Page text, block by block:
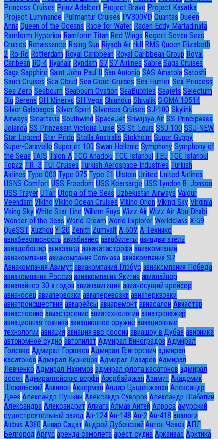
Princess Cruises Prinz Adalbert Project Bravo Project Kasatka
Project Luminance Pullmantur Cruises PV300VD Quantas Queen
Anna Queen of the Oceans Race for Water Raden Eddy Martadinata
Ramform Hyperion Ramform Titan Red Wings Regent Seven Seas
Cruises Renaissance Rising Sun Riyadh Air rkfl RMS Queen Elizabeth
2 Ro-Ro Rotterdam Royal Caribbean Royal Caribbean Group Royal
Caribean RQ-4 Ryanair Ryndam S7 S7 Airlines Sabre Saga Cruises
Saga Sapphire Saint John Paul II San Antonio SAS Amatola Satoshi
Saudi Cruises Sea Cloud Sea Cloud Cruises Sea Hunter Sea Princess
Sea Zero Seabourn Seabourn Ovation SeaBubbles Seajets Selectum
Blu Serene SH Minerva SH Vega Shiandun Shivalik SIGMA 10514
Silver Galapagos Silver Spirit Silversea Cruises SJ-100 Skylink
Airways Smartavia Southwind SpaceJet Sriwijaya Air SS Principessa
Jolanda SS Prinzessin Victoria Luise SS St. Louis SSJ 100 SSJ-NEW
Star Legend Star Pride Stella Australis Stokholm Super Guppy
Super-Caravelle Superjet 100 Swan Hellenic Symphony Symphony of
the Seas TAIS Talon-A TCG Anadolu TCG Istanbul TEU TGG Istanbul
Topaz TR -3 TUI Cruises Turkish Aerospace Industries Turkish
Airlines Type 003 Type 075 Type 31 Ulstein United United Airlines
USNS Comfort USS Freedom USS Kearsarge USS Lyndon B. Jonson
USS Trayer UTair Utopia of the Seas Uzbekistan Airways Valour
Veendam Viking Viking Ocean Cruises Viking Orion Viking Sky Virginia
Vking Sky White Star Line Willem Ruys Wizz Air Wizz Air Abu Dhabi
Wonder of the Seas World Dream World Explorer Worldclass X-59
QueSST Xuzhou Y-20 Zenith Zumvalt А-50У А-Техникс
авиабезопасность авиабизнес авиабилеты авиадвигатель
авиадебошир авиазавод авиакатастрофа авиакомпании
авиакомпания авиакомпания Conviasa авиакомпания S7
Авиакомпания Азимут авиакомпания Глобус авиакомпания Победа
авиакомпания Россия авиакомпания Якутия авиалайнер
авиалайнер 30 х годов авианавигация авианесущий крейсер
авианосец авиапервозки авиаперевозки авиаперквозки
авиапроисшествия авиарейсы авиаремонт авиасалон Авиастар
авиастоение авиастроение авиатехнологии авиатренажер
авиационная техника авиационное оружие авиационные
технологии авиация авиация ввс россии авиашоу в Дубае авионика
автономное судно автопилот Адмирал Виноградов Адмирал
Головко Адмирал Горшков Адмирал Григорович адмирал
касатонов Адмирал Кузнецов Адмирал Лазарев Адмирал
Левченко Адмирал Нахимов адмирал флота касатонов адмирал
эссен Адмиралтейские верфи Азербайджан Азимут Академик
Шокальский Аквилон Аккерман Алдар Цыденжапов Александр
Деев Александр Пушкин Александр Суворов Александр Шабалин
Александра Александрит Алиага Алмаз Антей Алроса амурский
судостроительный завод Ан-124 Ан-148 Ан-2 Ан-418 аналоги
Airbus A380 Анвар Садат Андрей Дубенский Антон Чехов АПЛ
Белгород Аргус аренда самолета арест судна Арканзас Арктика